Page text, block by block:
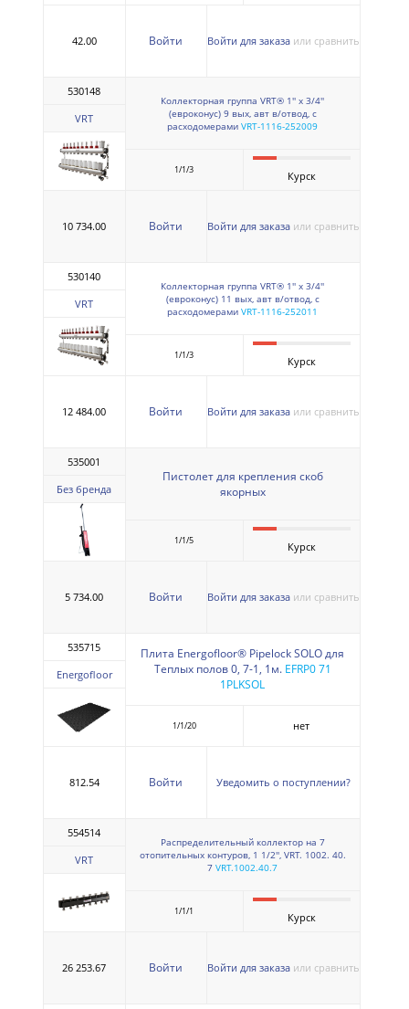
42.00 Войти Войти для заказа или сравнить
530148
VRT
Коллекторная группа VRT® 1'' х 3/4''
(евроконус) 9 вых, авт в/отвод, c
расходомерами VRT-1116-252009
1/1/3 Курск
10 734.00 Войти Войти для заказа или сравнить
530140
VRT
Коллекторная группа VRT® 1'' х 3/4''
(евроконус) 11 вых, авт в/отвод, c
расходомерами VRT-1116-252011
1/1/3 Курск
12 484.00 Войти Войти для заказа или сравнить
535001
Без бренда
Пистолет для крепления скоб
якорных
1/1/5 Курск
5 734.00 Войти Войти для заказа или сравнить
535715
Energofloor
Плита Energofloor® Pipelock SOLO для
Теплых полов 0, 7-1, 1м. EFRP0 71
1PLKSOL
1/1/20 нет
812.54 Войти Уведомить о поступлении?
554514
VRT
Распределительный коллектор на 7
отопительных контуров, 1 1/2'', VRT. 1002. 40.
7 VRT.1002.40.7
1/1/1 Курск
26 253.67 Войти Войти для заказа или сравнить